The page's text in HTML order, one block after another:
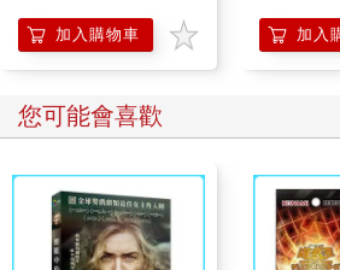
TALKED TO ERIK. MAI COMING OUT
PROBABLY ADOPT HER IF THATS
（與艾立克會面。小美周五出境。如果妳
她。愛妳，潘）
OH DARLING. YES YES YES. AND
TERRIBLY WORRIED ABOUT YOU.
（喔，親愛的，我想，想，想。你要撤
加入購物車 加入
您可能會喜歡